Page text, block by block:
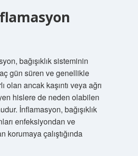
bağışıklık sisteminin
gün süren ve genellikle
olan ancak kaşıntı veya ağrı
hislere de neden olabilen
İnflamasyon, bağışıklık
enfeksiyondan ve
korumaya çalıştığında